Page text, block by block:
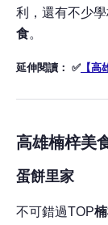
利，還有不少
食。
延伸閱讀： ✅ 【
高雄楠梓美
蛋餅里家
不可錯過TOP